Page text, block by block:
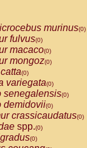
murinus(0)
fulvus(0)
macaco(0)
mongoz(0)
(0)
variegata(0)
senegalensis(0)
demidovii(0)
crassicaudatus(0)
spp.(0)
(0)